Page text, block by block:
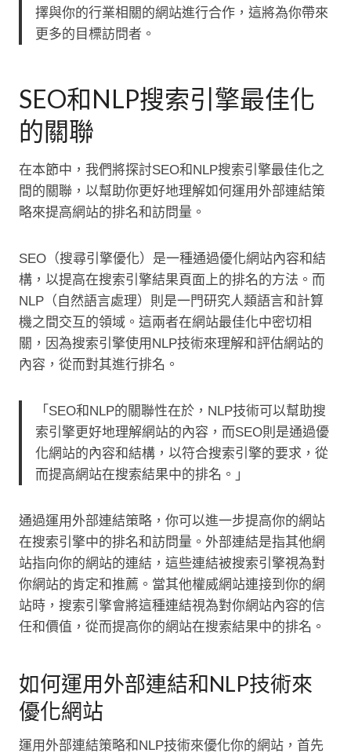
擇與你的行業相關的網站進行合作，這將為你帶來
更多的目標訪問者。
SEO和NLP搜索引擎最佳化
的關聯
在本節中，我們將探討SEO和NLP搜索引擎最佳化之
間的關聯，以幫助你更好地理解如何運用外部連結策
略來提高網站的排名和訪問量。
SEO（搜尋引擎優化）是一種通過優化網站內容和結
構，以提高在搜索引擎結果頁面上的排名的方法。而
NLP（自然語言處理）則是一門研究人類語言和計算
機之間交互的領域。這兩者在網站最佳化中密切相
關，因為搜索引擎使用NLP技術來理解和評估網站的
內容，從而對其進行排名。
「SEO和NLP的關聯性在於，NLP技術可以幫助搜
索引擎更好地理解網站的內容，而SEO則是通過優
化網站的內容和結構，以符合搜索引擎的要求，從
而提高網站在搜索結果中的排名。」
通過運用外部連結策略，你可以進一步提高你的網站
在搜索引擎中的排名和訪問量。外部連結是指其他網
站指向你的網站的連結，這些連結被搜索引擎視為對
你網站的肯定和推薦。當其他權威網站連接到你的網
站時，搜索引擎會將這種連結視為對你網站內容的信
任和價值，從而提高你的網站在搜索結果中的排名。
如何運用外部連結和NLP技術來
優化網站
運用外部連結策略和NLP技術來優化你的網站，首先